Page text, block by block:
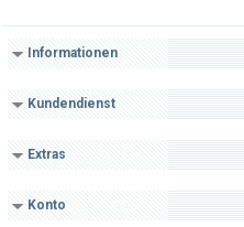
Informationen
Kundendienst
Extras
Konto